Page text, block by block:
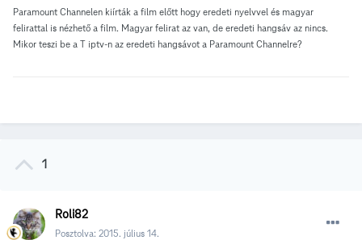
Paramount Channelen kiírták a film előtt hogy eredeti nyelvvel és magyar
felirattal is nézhető a film. Magyar felirat az van, de eredeti hangsáv az nincs.
Mikor teszi be a T iptv-n az eredeti hangsávot a Paramount Channelre?
1
Roli82
Posztolva: 2015. július 14.